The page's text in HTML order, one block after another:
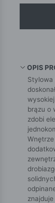
OPIS
Stylowa
brązu o
zdobi